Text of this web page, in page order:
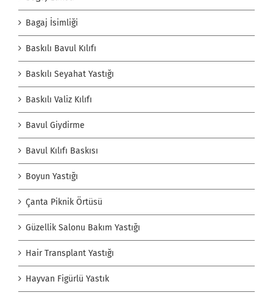
Bagaj İsimliği
Baskılı Bavul Kılıfı
Baskılı Seyahat Yastığı
Baskılı Valiz Kılıfı
Bavul Giydirme
Bavul Kılıfı Baskısı
Boyun Yastığı
Çanta Piknik Örtüsü
Güzellik Salonu Bakım Yastığı
Hair Transplant Yastığı
Hayvan Figürlü Yastık